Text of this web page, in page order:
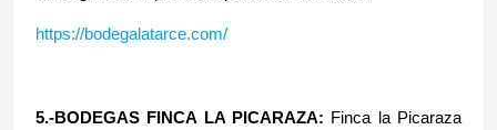
https://bodegalatarce.com/
5.-BODEGAS FINCA LA PICARAZA: Finca la Picaraza